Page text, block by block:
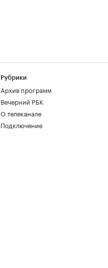
Рубрики
Архив программ
Вечерний РБК
О телеканале
Подключение